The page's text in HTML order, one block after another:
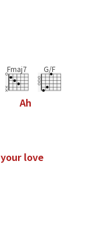
Fmaj7
Ah
G/F
your love